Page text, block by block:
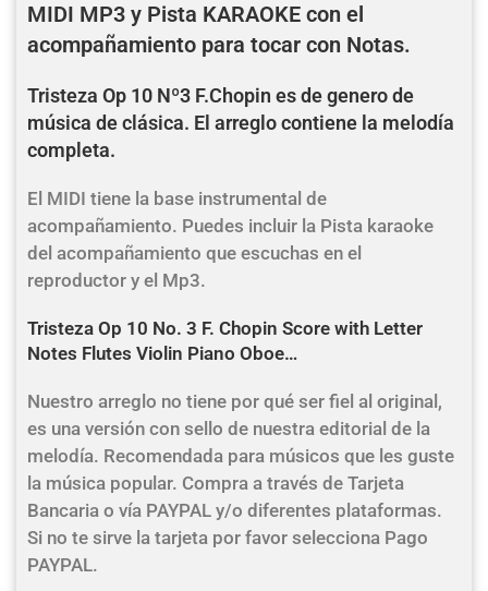
MIDI MP3 y Pista KARAOKE con el
acompañamiento para tocar con Notas.
Tristeza Op 10 Nº3 F.Chopin es de genero de
música de clásica. El arreglo contiene la melodía
completa.
El MIDI tiene la base instrumental de
acompañamiento. Puedes incluir la Pista karaoke
del acompañamiento que escuchas en el
reproductor y el Mp3.
Tristeza Op 10 No. 3 F. Chopin Score with Letter
Notes Flutes Violin Piano Oboe…
Nuestro arreglo no tiene por qué ser fiel al original,
es una versión con sello de nuestra editorial de la
melodía. Recomendada para músicos que les guste
la música popular. Compra a través de Tarjeta
Bancaria o vía PAYPAL y/o diferentes plataformas.
Si no te sirve la tarjeta por favor selecciona Pago
PAYPAL.